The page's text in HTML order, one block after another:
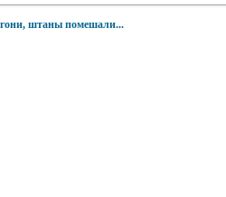
штаны помешали...